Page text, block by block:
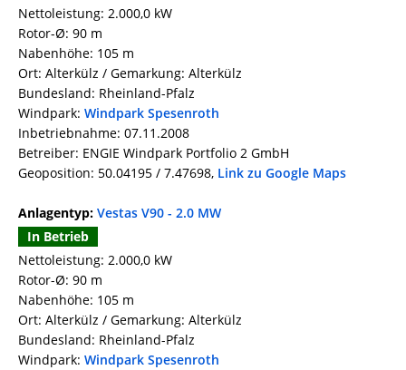
Nettoleistung: 2.000,0 kW
Rotor-Ø: 90 m
Nabenhöhe: 105 m
Ort: Alterkülz / Gemarkung: Alterkülz
Bundesland: Rheinland-Pfalz
Windpark: Windpark Spesenroth
Inbetriebnahme: 07.11.2008
Betreiber: ENGIE Windpark Portfolio 2 GmbH
Geoposition: 50.04195 / 7.47698, Link zu Google Maps
Anlagentyp: Vestas V90 - 2.0 MW
In Betrieb
Nettoleistung: 2.000,0 kW
Rotor-Ø: 90 m
Nabenhöhe: 105 m
Ort: Alterkülz / Gemarkung: Alterkülz
Bundesland: Rheinland-Pfalz
Windpark: Windpark Spesenroth